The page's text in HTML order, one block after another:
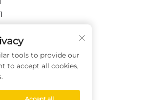
tools to provide our
to accept all cookies,